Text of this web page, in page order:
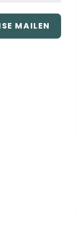
MAILEN